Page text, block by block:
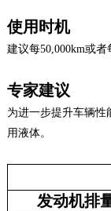
使用时机
建议每50,000km或者
专家建议
为进一步提升车辆性
用液体。
发动机排